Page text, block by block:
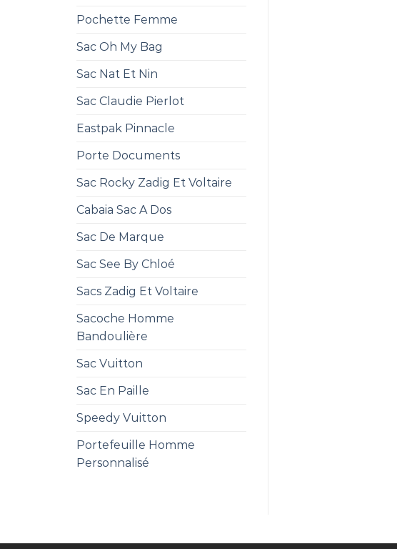
Pochette Femme
Sac Oh My Bag
Sac Nat Et Nin
Sac Claudie Pierlot
Eastpak Pinnacle
Porte Documents
Sac Rocky Zadig Et Voltaire
Cabaia Sac A Dos
Sac De Marque
Sac See By Chloé
Sacs Zadig Et Voltaire
Sacoche Homme
Bandoulière
Sac Vuitton
Sac En Paille
Speedy Vuitton
Portefeuille Homme
Personnalisé